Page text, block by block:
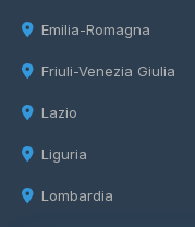
Emilia-Romagna
Friuli-Venezia Giulia
Lazio
Liguria
Lombardia